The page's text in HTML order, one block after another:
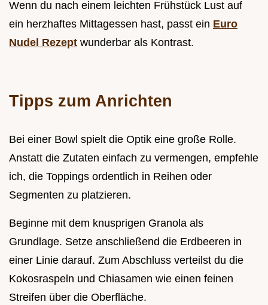
Wenn du nach einem leichten Frühstück Lust auf
ein herzhaftes Mittagessen hast, passt ein Euro
Nudel Rezept wunderbar als Kontrast.
Tipps zum Anrichten
Bei einer Bowl spielt die Optik eine große Rolle.
Anstatt die Zutaten einfach zu vermengen, empfehle
ich, die Toppings ordentlich in Reihen oder
Segmenten zu platzieren.
Beginne mit dem knusprigen Granola als
Grundlage. Setze anschließend die Erdbeeren in
einer Linie darauf. Zum Abschluss verteilst du die
Kokosraspeln und Chiasamen wie einen feinen
Streifen über die Oberfläche.